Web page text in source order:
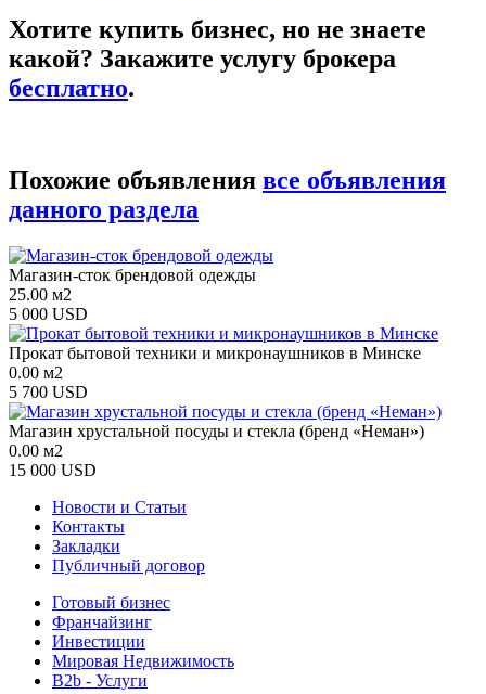
Хотите купить бизнес, но не знаете
какой? Закажите услугу брокера
бесплатно.
Похожие объявления все объявления
данного раздела
Магазин-сток брендовой одежды
25.00 м2
5 000 USD
Прокат бытовой техники и микронаушников в Минске
0.00 м2
5 700 USD
Магазин хрустальной посуды и стекла (бренд «Неман»)
0.00 м2
15 000 USD
Новости и Статьи
Контакты
Закладки
Публичный договор
Готовый бизнес
Франчайзинг
Инвестиции
Мировая Недвижимость
B2b - Услуги